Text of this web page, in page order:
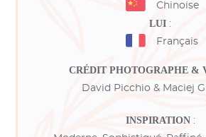
Chinoise
LUI :
Français
CRÉDIT PHOTOGRAPHE &
David Picchio & Maciej
INSPIRATION :